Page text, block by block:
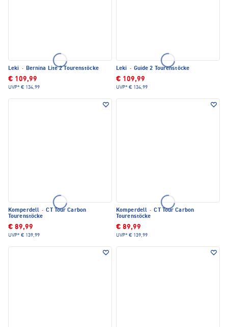
Leki · Bernina Lite 2 Tourenstöcke
€ 109,99
UVP* € 134,99
Leki · Guide 2 Tourenstöcke
€ 109,99
UVP* € 134,99
Komperdell · CT Tour Carbon
Tourenstöcke
€ 89,99
UVP* € 139,99
Komperdell · CT Tour Carbon
Tourenstöcke
€ 89,99
UVP* € 139,99